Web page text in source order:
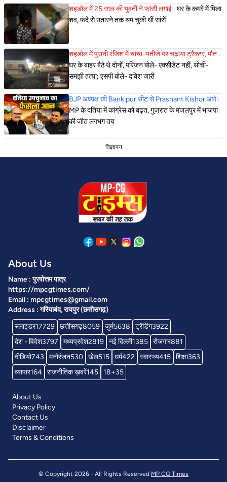
शहडोल में 25 साल की युवती ने फांसी लगाई : घर के कमरे में मिला
शव, फंदे से उतारने तक थम चुकी थीं सांसें
शहडोल में पुरानी रंजिश में चाचा-भतीजे पर चढ़ाया ट्रैक्टर, मौत :
घर के बाहर बैठे थे दोनों, परिजन बोले- एक्सीडेंट नहीं, सोची-
समझी हत्या; एसपी बोले- दबिश जारी
BJP अध्यक्ष की Bankipur सीट से Prashant Kishor आगे :
MP के दतिया में कांग्रेस को बढ़त, गुजरात के मंजलपुर में भाजपा
की जीत लगभग तय
विज्ञापन
About Us
Name : पुरषोत्तम पात्र
https://mpcgtimes.com/
Email : mpcgtimes@gmail.com
Address : गरियाबंद, रायपुर (छत्तीसगढ़)
स्लाइडर17729 छत्तीसगढ़8059 जुर्म5638 ट्रेंडिंग3922
देश - विदेश3797 मध्यप्रदेश2819 नई दिल्ली1385 रोजगार881
वीडियो743 मनोरंजन530 खेल515 धर्म422 स्वास्थ्य415 शिक्षा363
व्यापार164 राजनीतिक ख़बरें145 18+35
About Us
Privacy Policy
Contact Us
Disclaimer
Terms & Conditions
© Copyright 2026 - All Rights Reserved MP CG Times